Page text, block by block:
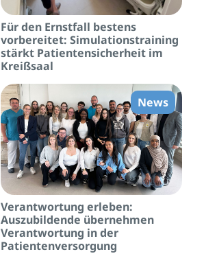
Für den Ernstfall bestens
vorbereitet: Simulationstraining
stärkt Patientensicherheit im
Kreißsaal
News
Verantwortung erleben:
Auszubildende übernehmen
Verantwortung in der
Patientenversorgung